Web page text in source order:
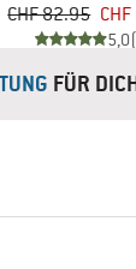
CHF 82.95
5,0
FÜR